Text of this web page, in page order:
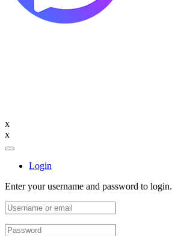
x
x
Login
Enter your username and password to login.